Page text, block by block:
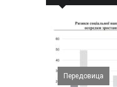
Передовица